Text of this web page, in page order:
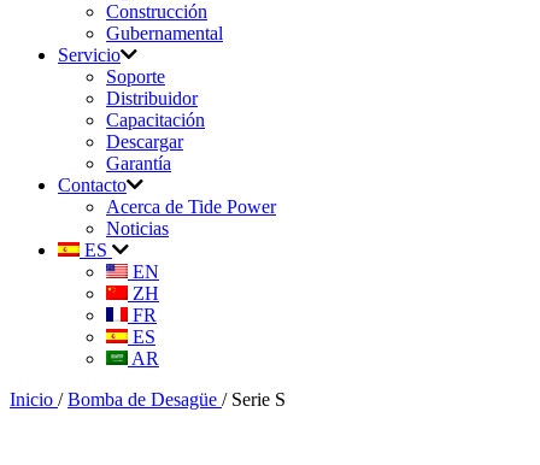
Construcción
Gubernamental
Servicio
Soporte
Distribuidor
Capacitación
Descargar
Garantía
Contacto
Acerca de Tide Power
Noticias
ES
EN
ZH
FR
ES
AR
Inicio / Bomba de Desagüe / Serie S